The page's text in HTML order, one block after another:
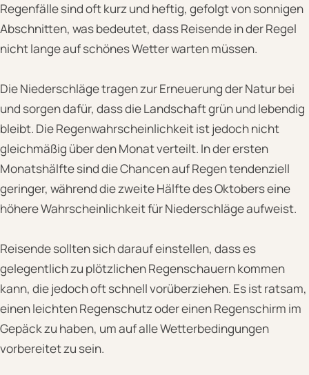
Regenfälle sind oft kurz und heftig, gefolgt von sonnigen
Abschnitten, was bedeutet, dass Reisende in der Regel
nicht lange auf schönes Wetter warten müssen.
Die Niederschläge tragen zur Erneuerung der Natur bei
und sorgen dafür, dass die Landschaft grün und lebendig
bleibt. Die Regenwahrscheinlichkeit ist jedoch nicht
gleichmäßig über den Monat verteilt. In der ersten
Monatshälfte sind die Chancen auf Regen tendenziell
geringer, während die zweite Hälfte des Oktobers eine
höhere Wahrscheinlichkeit für Niederschläge aufweist.
Reisende sollten sich darauf einstellen, dass es
gelegentlich zu plötzlichen Regenschauern kommen
kann, die jedoch oft schnell vorüberziehen. Es ist ratsam,
einen leichten Regenschutz oder einen Regenschirm im
Gepäck zu haben, um auf alle Wetterbedingungen
vorbereitet zu sein.